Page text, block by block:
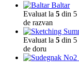
Baltar
Evaluat la 5 din 5
de razvan
Evaluat la 5 din 5
de doru